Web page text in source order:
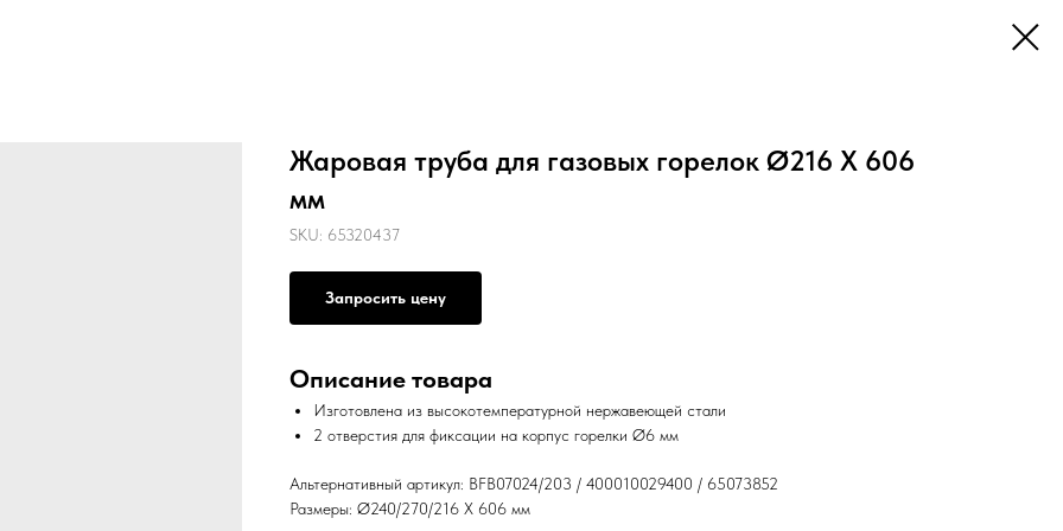
Жаровая труба для газовых горелок Ø216 X 606
мм
SKU: 65320437
Запросить цену
Описание товара
Изготовлена из высокотемпературной нержавеющей стали
2 отверстия для фиксации на корпус горелки Ø6 мм
Альтернативный артикул: BFB07024/203 / 400010029400 / 65073852
Размеры: Ø240/270/216 X 606 мм